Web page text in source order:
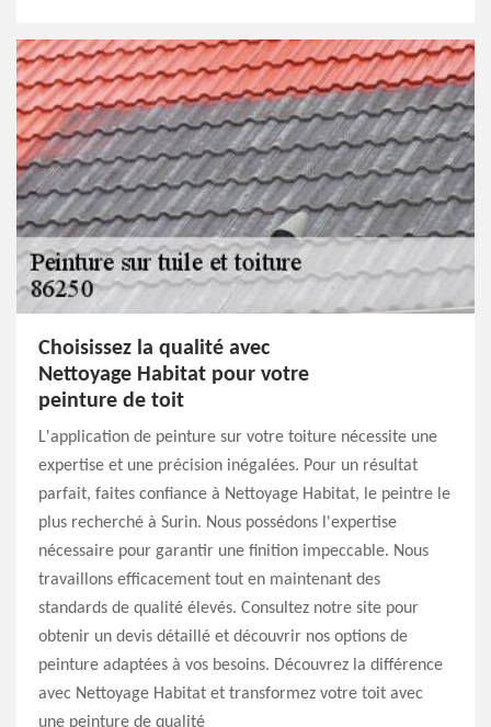
Choisissez la qualité avec
Nettoyage Habitat pour votre
peinture de toit
L'application de peinture sur votre toiture nécessite une
expertise et une précision inégalées. Pour un résultat
parfait, faites confiance à Nettoyage Habitat, le peintre le
plus recherché à Surin. Nous possédons l'expertise
nécessaire pour garantir une finition impeccable. Nous
travaillons efficacement tout en maintenant des
standards de qualité élevés. Consultez notre site pour
obtenir un devis détaillé et découvrir nos options de
peinture adaptées à vos besoins. Découvrez la différence
avec Nettoyage Habitat et transformez votre toit avec
une peinture de qualité